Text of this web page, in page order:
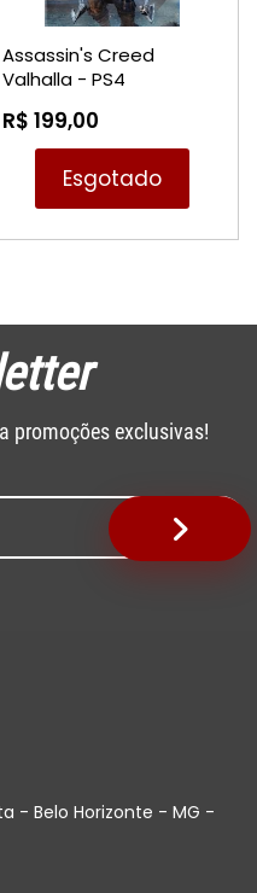
Assassin's Creed
Valhalla - PS4
R$ 199,00
Esgotado
promoções exclusivas!
- Belo Horizonte - MG -